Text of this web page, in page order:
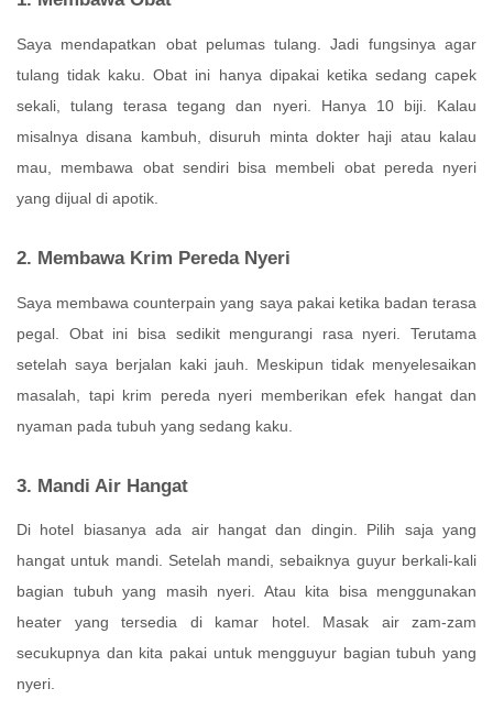
Saya mendapatkan obat pelumas tulang. Jadi fungsinya agar
tulang tidak kaku. Obat ini hanya dipakai ketika sedang capek
sekali, tulang terasa tegang dan nyeri. Hanya 10 biji. Kalau
misalnya disana kambuh, disuruh minta dokter haji atau kalau
mau, membawa obat sendiri bisa membeli obat pereda nyeri
yang dijual di apotik.
2. Membawa Krim Pereda Nyeri
Saya membawa counterpain yang saya pakai ketika badan terasa
pegal. Obat ini bisa sedikit mengurangi rasa nyeri. Terutama
setelah saya berjalan kaki jauh. Meskipun tidak menyelesaikan
masalah, tapi krim pereda nyeri memberikan efek hangat dan
nyaman pada tubuh yang sedang kaku.
3. Mandi Air Hangat
Di hotel biasanya ada air hangat dan dingin. Pilih saja yang
hangat untuk mandi. Setelah mandi, sebaiknya guyur berkali-kali
bagian tubuh yang masih nyeri. Atau kita bisa menggunakan
heater yang tersedia di kamar hotel. Masak air zam-zam
secukupnya dan kita pakai untuk mengguyur bagian tubuh yang
nyeri.